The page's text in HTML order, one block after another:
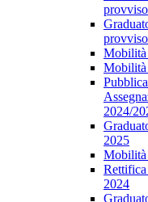
Mobilità
Mobilità
2024/
2025
Mobilità
2024